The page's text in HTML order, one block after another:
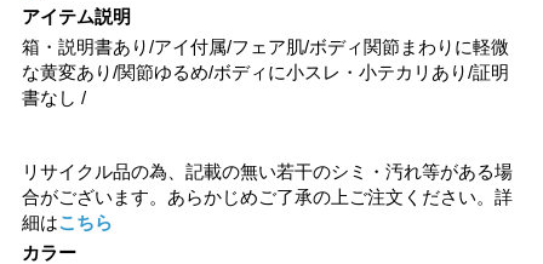
アイテム説明
箱・説明書あり/アイ付属/フェア肌/ボディ関節まわりに軽微
な黄変あり/関節ゆるめ/ボディに小スレ・小テカリあり/証明
書なし /
リサイクル品の為、記載の無い若干のシミ・汚れ等がある場
合がございます。あらかじめご了承の上ご注文ください。詳
細はこちら
カラー